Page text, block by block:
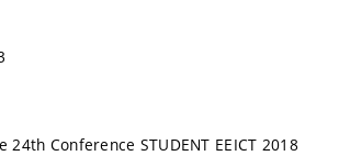
24th Conference STUDENT EEICT 2018